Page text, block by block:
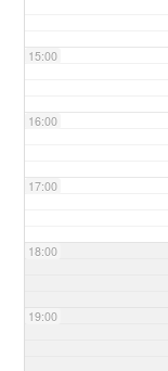
15:00
16:00
17:00
18:00
19:00